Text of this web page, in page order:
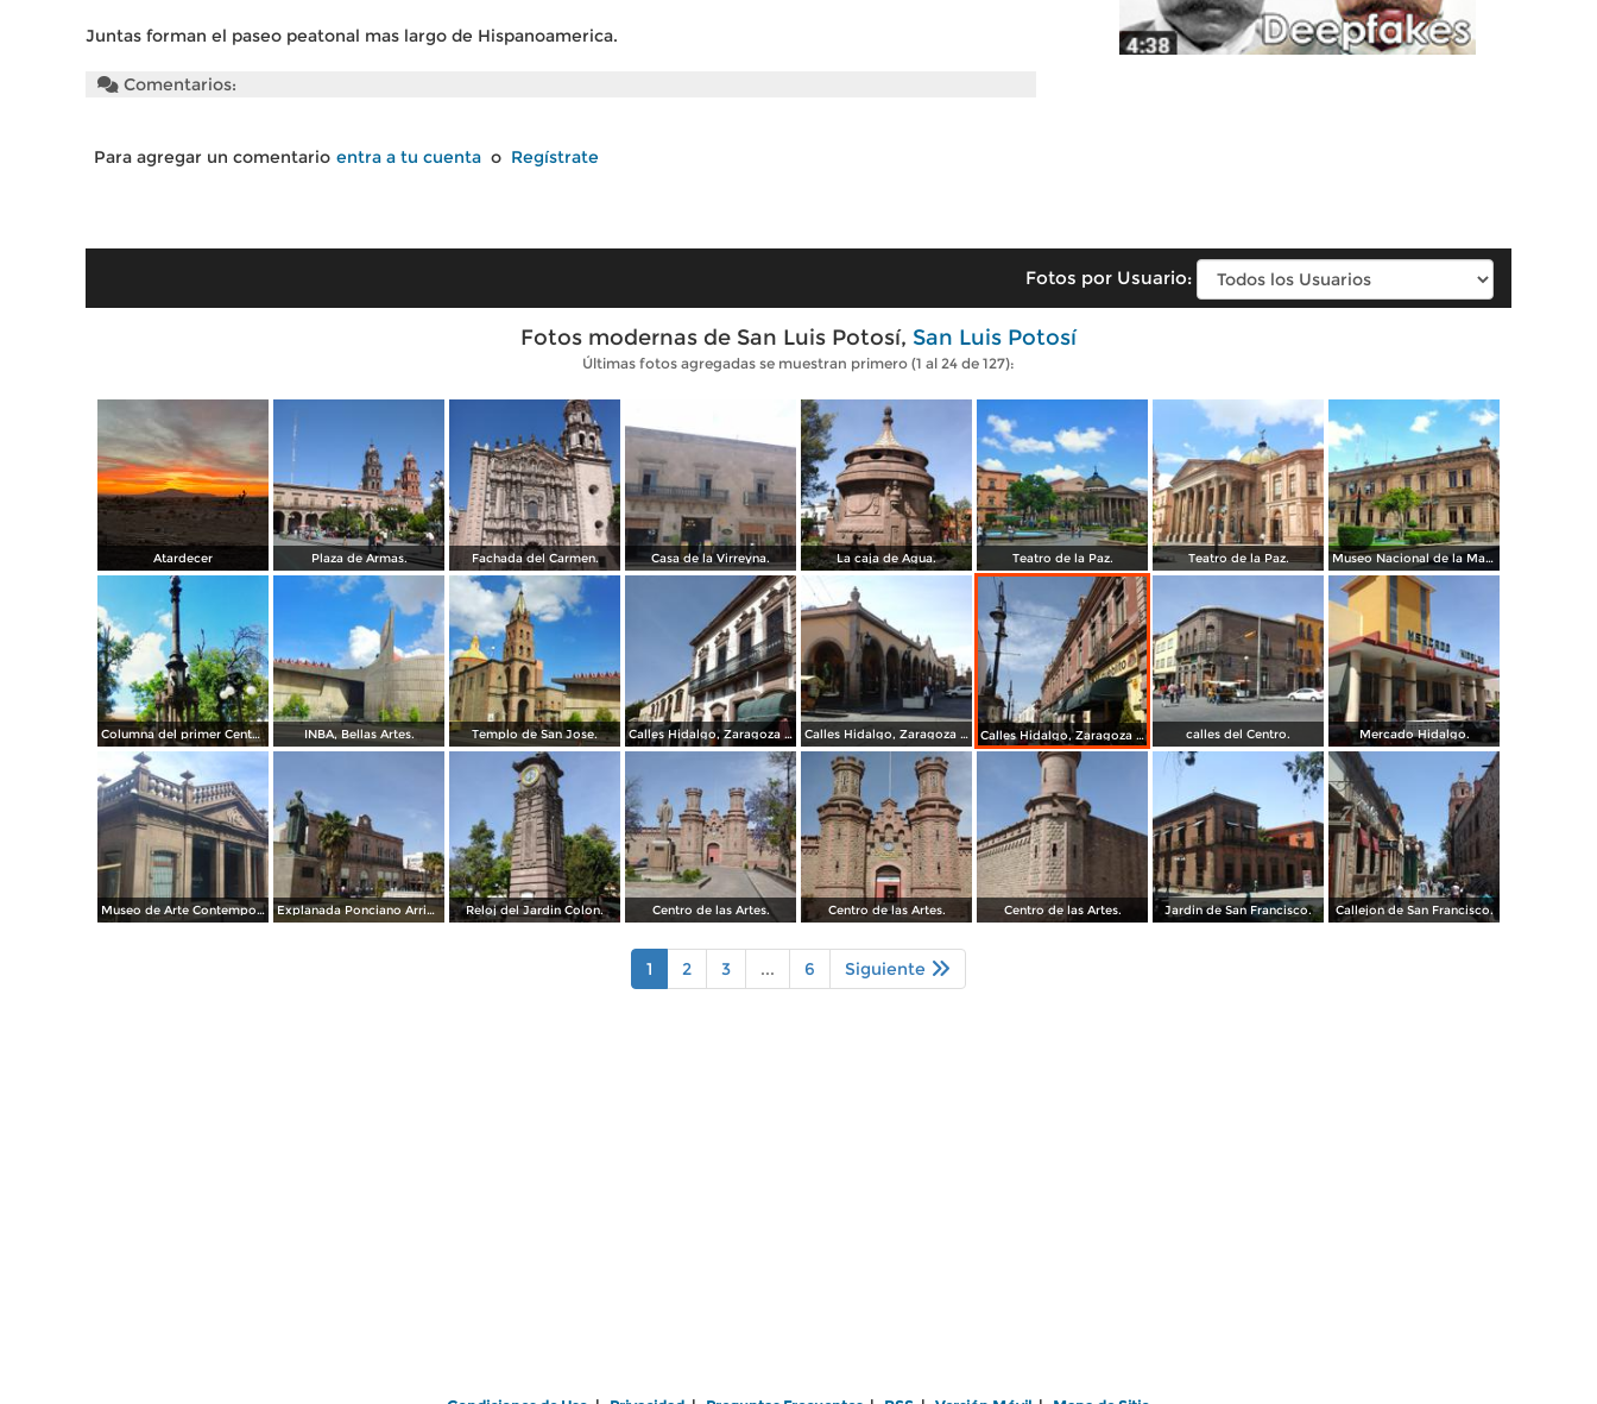
Juntas forman el paseo peatonal mas largo de Hispanoamerica.
Comentarios:
Para agregar un comentario entra a tu cuenta o Regístrate
Fotos por Usuario:
Fotos modernas de San Luis Potosí, San Luis Potosí
Últimas fotos agregadas se muestran primero (1 al 24 de 127):
Atardecer Plaza de Armas. Fachada del Carmen. Casa de la Virreyna. La caja de Agua. Teatro de la Paz. Teatro de la Paz. Museo Nacional de la Mascara.
Columna del primer Centenario de Mexico. INBA, Bellas Artes. Templo de San Jose. Calles Hidalgo, Zaragoza y calzada de Guadalupe. Calles Hidalgo, Zaragoza y calzada de Guadalupe. Calles Hidalgo, Zaragoza y calzada de Guadalupe. calles del Centro. Mercado Hidalgo.
Museo de Arte Contemporaneo, Antigua oficina postal. Explanada Ponciano Arriaga, frente al mercado Hidalgo. Reloj del Jardin Colon. Centro de las Artes. Centro de las Artes. Centro de las Artes. Jardin de San Francisco. Callejon de San Francisco.
1 2 3 ... 6 Siguiente